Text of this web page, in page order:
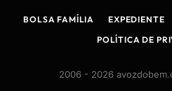
BOLSA FAMÍLIA EXPEDIENTE
POLÍTICA DE
2006 - 2026